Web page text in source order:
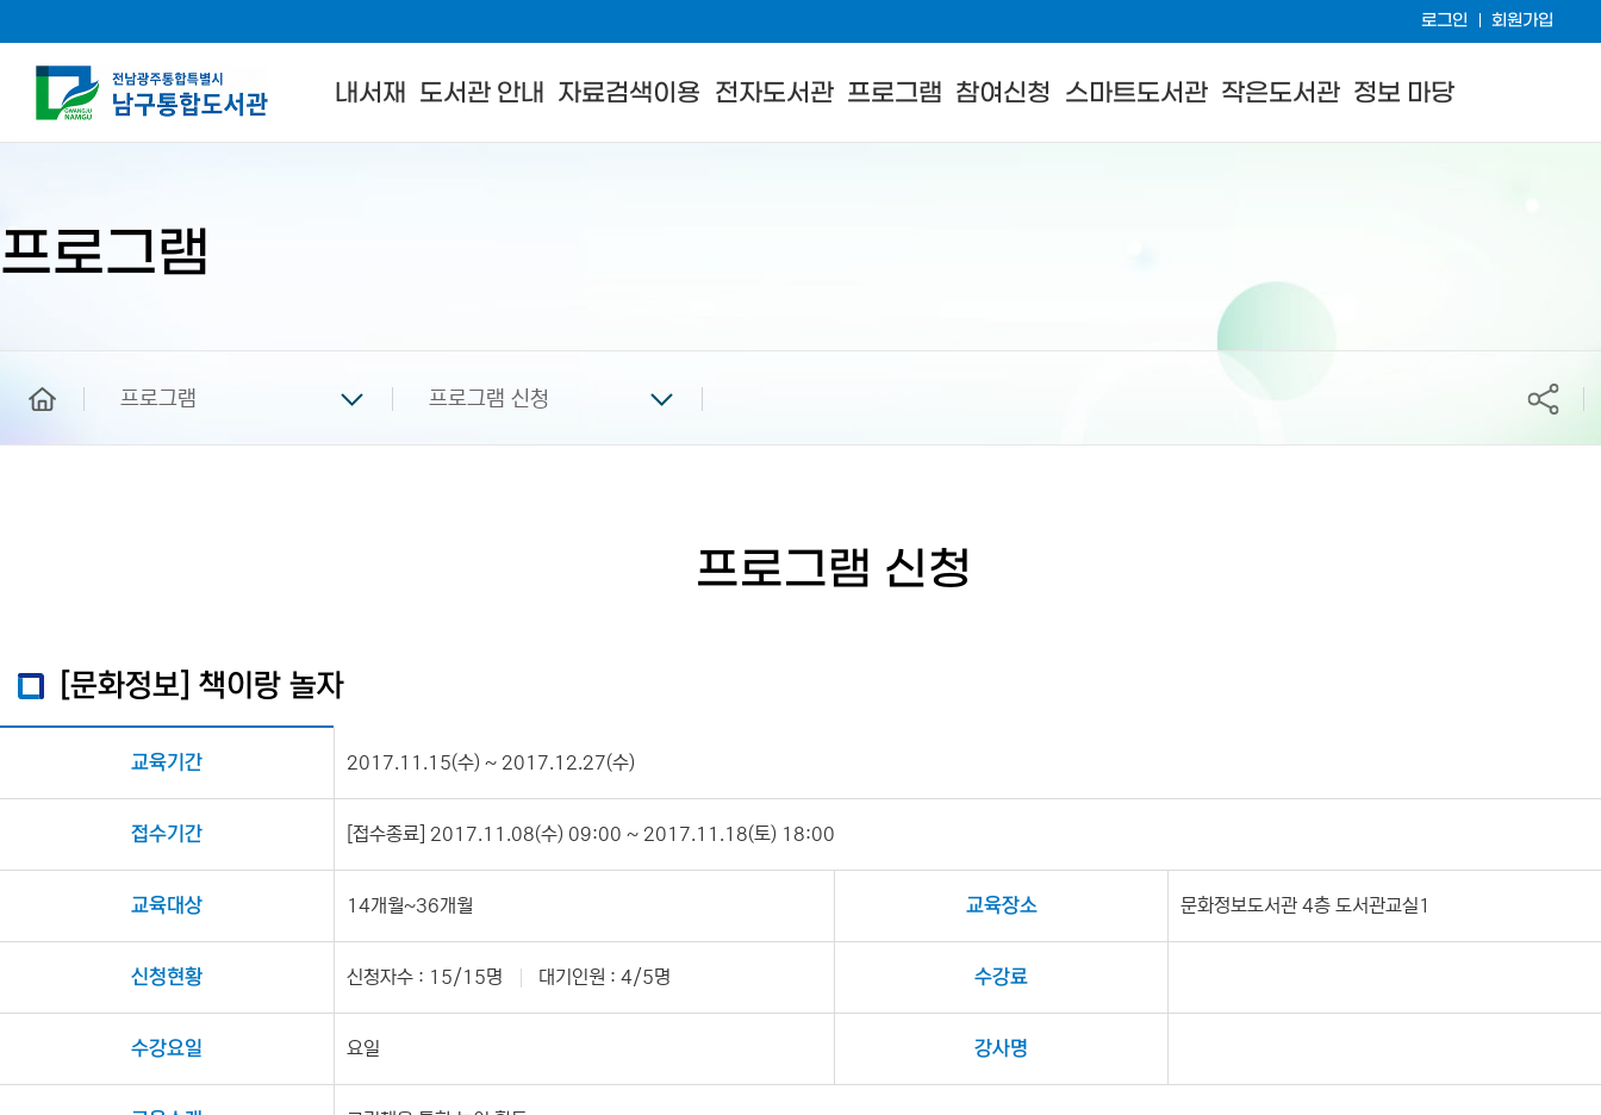
로그인 회원가입
내서재 도서관 안내 자료검색이용 전자도서관 프로그램 참여신청 스마트도서관 작은도서관 정보 마당
작
프로그램
프로그램 프로그램 신청 공유
프로그램 신청
[문화정보] 책이랑 놀자
교육기간 2017.11.15(수) ~ 2017.12.27(수)
접수기간 [접수종료] 2017.11.08(수) 09:00 ~ 2017.11.18(토) 18:00
교육대상 14개월~36개월 교육장소 문화정보도서관 4층 도서관교실1
신청현황 신청자수 : 15/15명 대기인원 : 4/5명 수강료
수강요일 요일 강사명